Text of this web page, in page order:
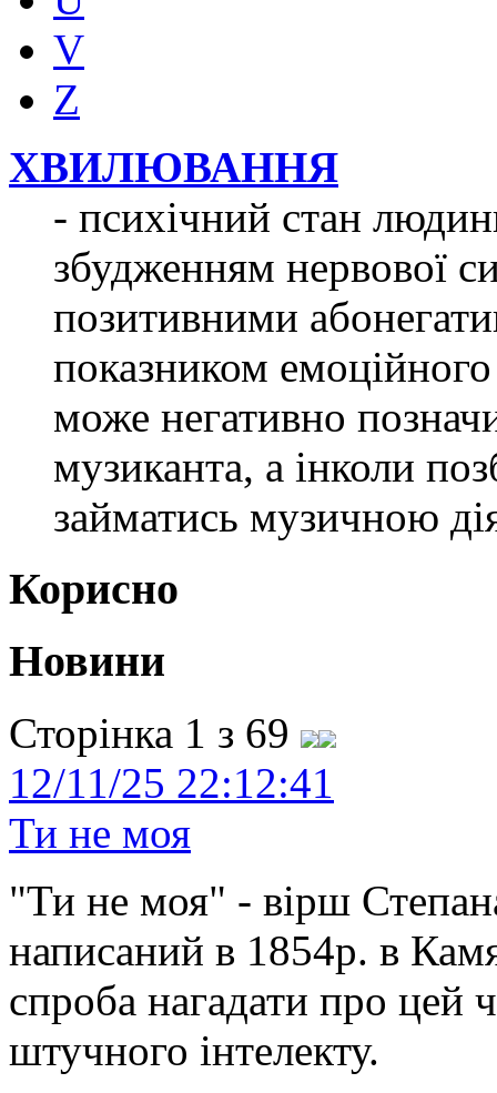
V
Z
ХВИЛЮВАННЯ
- психічний стан
збудженням нервової
позитивними
показником
може негативно
музиканта, а інколи
займатись музичною
Корисно
Новини
Сторінка 1 з 69
12/11/25 22:12:41
Ти не моя
"Ти не моя" - вірш
написаний в 1854р. в
спроба нагадати про цей
штучного інтелекту.